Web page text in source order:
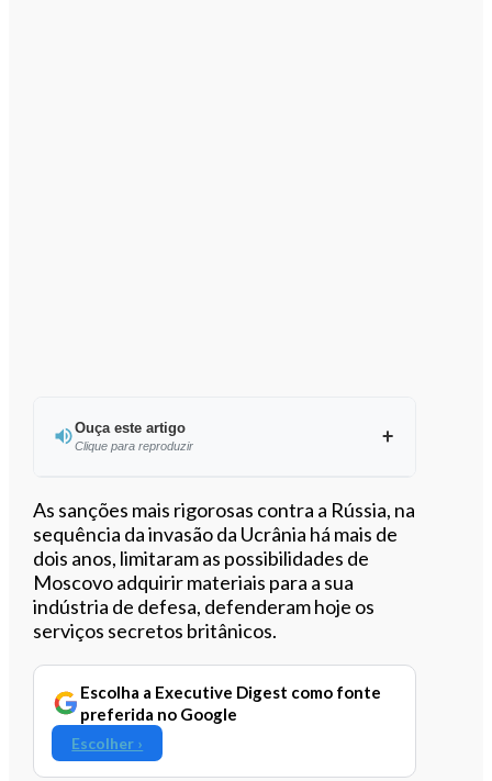
Ouça este artigo
Clique para reproduzir
Ouvir este artigo
As sanções mais rigorosas contra a Rússia, na
sequência da invasão da Ucrânia há mais de
dois anos, limitaram as possibilidades de
Moscovo adquirir materiais para a sua
indústria de defesa, defenderam hoje os
serviços secretos britânicos.
Escolha a Executive Digest como fonte
preferida no Google
Escolher ›